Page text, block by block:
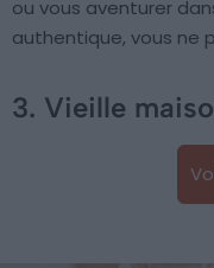
ou vous aventurer
authentique, vous ne
3. Vieille